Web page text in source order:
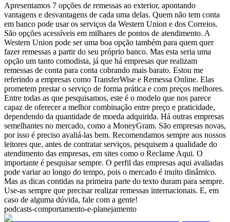
Apresentamos 7 opções de remessas ao exterior, apontando
vantagens e desvantagens de cada uma delas. Quem não tem conta
em banco pode usar os serviços da Western Union e dos Correios.
São opções acessíveis em milhares de pontos de atendimento. A
Western Union pode ser uma boa opção também para quem quer
fazer remessas a partir do seu próprio banco. Mas esta seria uma
opção um tanto comodista, já que há empresas que realizam
remessas de conta para conta cobrando mais barato. Estou me
referindo a empresas como TransferWise e Remessa Online. Elas
prometem prestar o serviço de forma prática e com preços melhores.
Entre todas as que pesquisamos, este é o modelo que nos parece
capaz de oferecer a melhor combinação entre preço e praticidade,
dependendo da quantidade de moeda adquirida. Há outras empresas
semelhantes no mercado, como a MoneyGram. São empresas novas,
por isso é preciso avaliá-las bem. Recomendamos sempre aos nossos
leitores que, antes de contratar serviços, pesquisem a qualidade do
atendimento das empresas, em sites como o Reclame Aqui. O
importante é pesquisar sempre. O perfil das empresas aqui avaliadas
pode variar ao longo do tempo, pois o mercado é muito dinâmico.
Mas as dicas contidas na primeira parte do texto duram para sempre.
Use-as sempre que precisar realizar remessas internacionais. E, em
caso de alguma dúvida, fale com a gente!
podcasts-comportamento-e-planejamento